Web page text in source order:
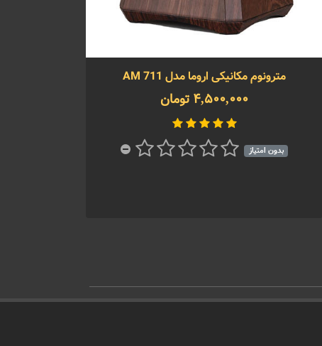
مترونوم مکانیکی اروما مدل AM 711
4,500,000 تومان
بدون امتیاز